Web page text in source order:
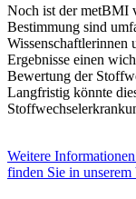
Noch ist der metBMI
Bestimmung sind
Wissenschaftlerinnen
Ergebnisse einen
Bewertung der
Langfristig könnte
Weitere
finden Sie in unserem